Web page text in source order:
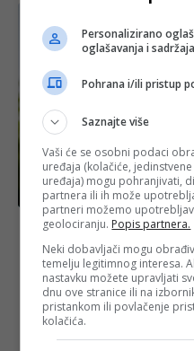
Izdvojeno
Erdoğan: “Radimo na
najnovije
Personalizirano
oglašavanja i
Pohrana i/ili pristup
Saznajte više
Vaši će se osobni podaci
uređaja (kolačiće,
uređaja) mogu pohranjivati,
partnera ili ih može
partneri možemo
geolociranju. Popis partnera.
Neki dobavljači mogu
temelju legitimnog interesa.
nastavku možete upravljati
dnu ove stranice ili na
pristankom ili povlačenje
kolačića.